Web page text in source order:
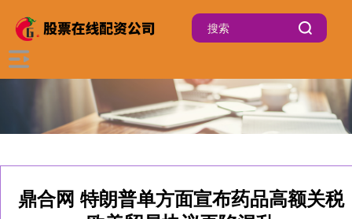
鼎合网 特朗普单方面宣布药品高额关税